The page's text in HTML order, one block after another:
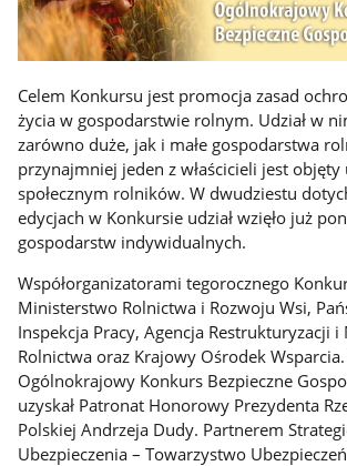
Celem Konkursu jest promocja zasad
życia w gospodarstwie rolnym. Udział w
zarówno duże, jak i małe gospodarstwa
przynajmniej jeden z właścicieli jest objęty
społecznym rolników. W dwudziestu
edycjach w Konkursie udział wzięło już
gospodarstw indywidualnych.
Współorganizatorami tegorocznego
Ministerstwo Rolnictwa i Rozwoju Wsi,
Inspekcja Pracy, Agencja Restrukturyzacji
Rolnictwa oraz Krajowy Ośrodek Wsparcia.
Ogólnokrajowy Konkurs Bezpieczne
uzyskał Patronat Honorowy Prezydenta
Polskiej Andrzeja Dudy. Partnerem
Ubezpieczenia – Towarzystwo